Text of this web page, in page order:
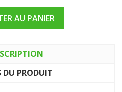
AU PANIER
DU PRODUIT